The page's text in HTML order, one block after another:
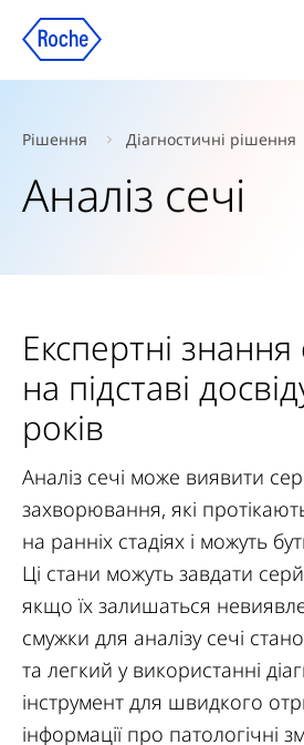
Рішення Діагностичні рішення
Аналіз сечі
Експертні
на підставі
років
Аналіз сечі може виявити
захворювання, які
на ранніх стадіях і можуть
Ці стани можуть завдати
якщо їх залишаться
смужки для аналізу сечі
та легкий у використанні
інструмент для швидкого
інформації про патологічні